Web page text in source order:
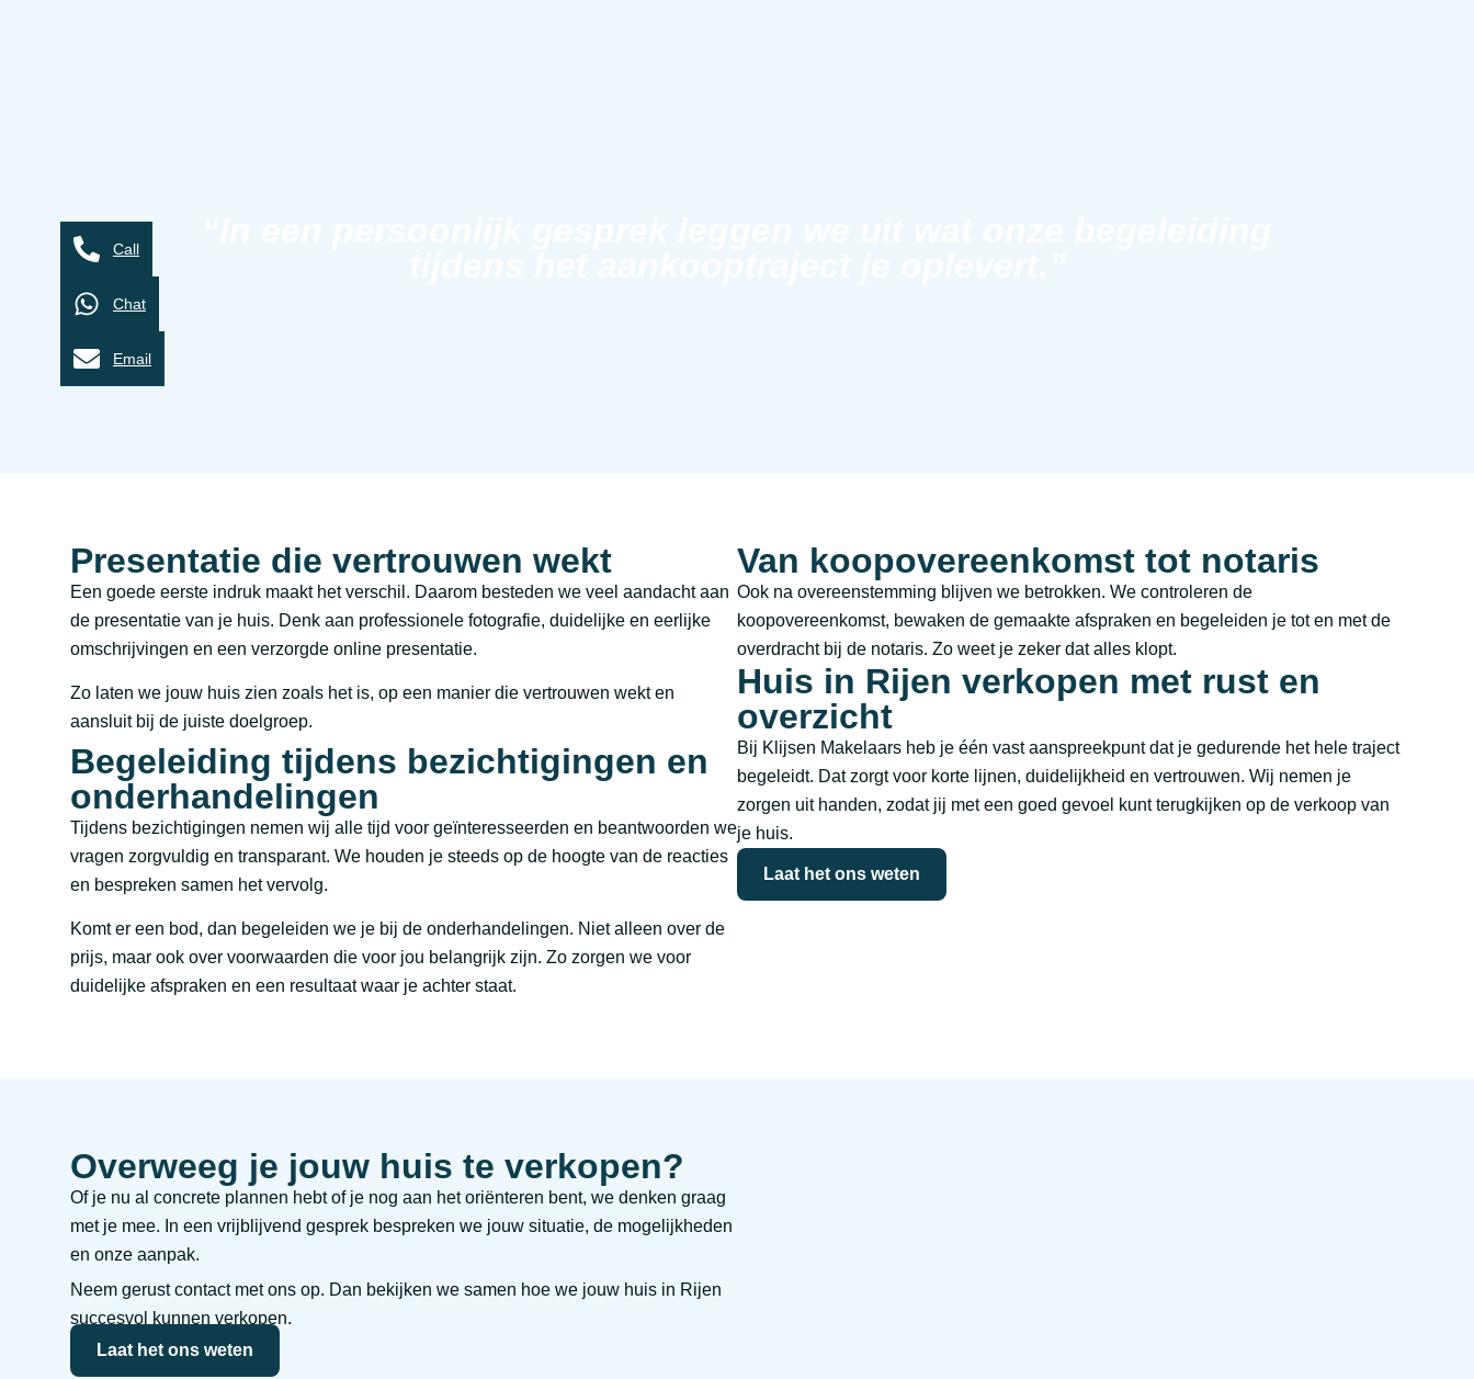
Presentatie die vertrouwen wekt
Een goede eerste indruk maakt het verschil. Daarom besteden we veel aandacht aan
de presentatie van je huis. Denk aan professionele fotografie, duidelijke en eerlijke
omschrijvingen en een verzorgde online presentatie.
Zo laten we jouw huis zien zoals het is, op een manier die vertrouwen wekt en
aansluit bij de juiste doelgroep.
Begeleiding tijdens bezichtigingen en
onderhandelingen
Tijdens bezichtigingen nemen wij alle tijd voor geïnteresseerden en beantwoorden we
vragen zorgvuldig en transparant. We houden je steeds op de hoogte van de reacties
en bespreken samen het vervolg.
Komt er een bod, dan begeleiden we je bij de onderhandelingen. Niet alleen over de
prijs, maar ook over voorwaarden die voor jou belangrijk zijn. Zo zorgen we voor
duidelijke afspraken en een resultaat waar je achter staat.
Van koopovereenkomst tot notaris
Ook na overeenstemming blijven we betrokken. We controleren de
koopovereenkomst, bewaken de gemaakte afspraken en begeleiden je tot en met de
overdracht bij de notaris. Zo weet je zeker dat alles klopt.
Huis in Rijen verkopen met rust en
overzicht
Bij Klijsen Makelaars heb je één vast aanspreekpunt dat je gedurende het hele traject
begeleidt. Dat zorgt voor korte lijnen, duidelijkheid en vertrouwen. Wij nemen je
zorgen uit handen, zodat jij met een goed gevoel kunt terugkijken op de verkoop van
je huis.
Laat het ons weten
Overweeg je jouw huis te verkopen?
Of je nu al concrete plannen hebt of je nog aan het oriënteren bent, we denken graag
met je mee. In een vrijblijvend gesprek bespreken we jouw situatie, de mogelijkheden
en onze aanpak.
Neem gerust contact met ons op. Dan bekijken we samen hoe we jouw huis in Rijen
succesvol kunnen verkopen.
Laat het ons weten
Call
Chat
Email